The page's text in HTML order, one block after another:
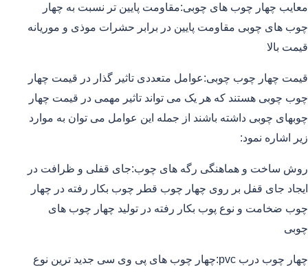
معایب چهار چوب های چوبی:مقاومت پایین تر نسبت به چهار
چوب های چوبی مقاومت پایین در برابر حشرات موذی و موریانه
قیمت بالا
قیمت چهار چوب چوبی:عوامل متعددی تاثیر گذار در قیمت چهار
چوب چوبی هستند که هر یک می تواند تاثیر مهمی در قیمت چهار
چوبهای چوبی داشته باشند از جمله این عوامل می توان به موارد
زیر اشاره نمود:
روش ساخت و هماهنگی رگه های چوب:جای قفلی و ظرافت در
ایجاد جای قفل بر روی چهار چوب قطر چوب بکار رفته در چهار
چوب ضخامت و نوع پوب بکار رفته در تولید چهار چوب های
چوبی
چهار چوب درب pvc:چهار چوب های پی وی سی جدید ترین نوع